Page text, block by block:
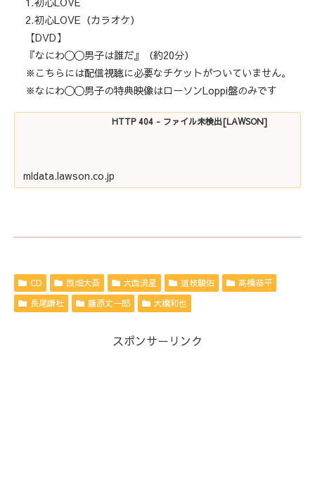
2.初心LOVE（カラオケ）
【DVD】
『なにわ〇〇男子は誰だ』（約20分）
※こちらには配信視聴に必要なチケットがついていません。
※なにわ〇〇男子の特典映像はローソンLoppi盤のみです
HTTP 404 - ファイル未検出[LAWSON]
mldata.lawson.co.jp
CD 西畑大吾 大西流星 道枝駿佑
高橋恭平
長尾謙杜
藤原丈一郎 大橋和也
スポンサーリンク